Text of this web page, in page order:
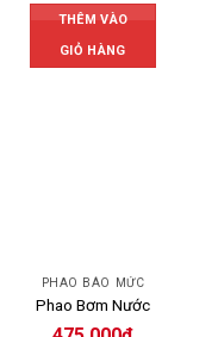
THÊM VÀO
GIỎ HÀNG
PHAO BÁO MỨC
Phao Bơm Nước